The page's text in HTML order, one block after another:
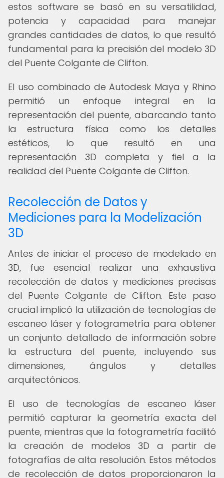
estos software se basó en su versatilidad,
potencia y capacidad para manejar
grandes cantidades de datos, lo que resultó
fundamental para la precisión del modelo 3D
del Puente Colgante de Clifton.
El uso combinado de Autodesk Maya y Rhino
permitió un enfoque integral en la
representación del puente, abarcando tanto
la estructura física como los detalles
estéticos, lo que resultó en una
representación 3D completa y fiel a la
realidad del Puente Colgante de Clifton.
Recolección de Datos y
Mediciones para la Modelización
3D
Antes de iniciar el proceso de modelado en
3D, fue esencial realizar una exhaustiva
recolección de datos y mediciones precisas
del Puente Colgante de Clifton. Este paso
crucial implicó la utilización de tecnologías de
escaneo láser y fotogrametría para obtener
un conjunto detallado de información sobre
la estructura del puente, incluyendo sus
dimensiones, ángulos y detalles
arquitectónicos.
El uso de tecnologías de escaneo láser
permitió capturar la geometría exacta del
puente, mientras que la fotogrametría facilitó
la creación de modelos 3D a partir de
fotografías de alta resolución. Estos métodos
de recolección de datos proporcionaron la